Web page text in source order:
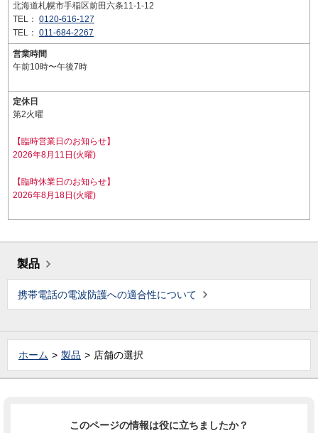
北海道札幌市手稲区前田六条11-1-12
TEL： 0120-616-127
TEL： 011-684-2267
営業時間
午前10時〜午後7時
定休日
第2火曜
【臨時営業日のお知らせ】
2026年8月11日(火曜)
【臨時休業日のお知らせ】
2026年8月18日(火曜)
製品
携帯電話の電波防護への適合性について
ホーム 製品 店舗の選択
このページの情報は役に立ちましたか？